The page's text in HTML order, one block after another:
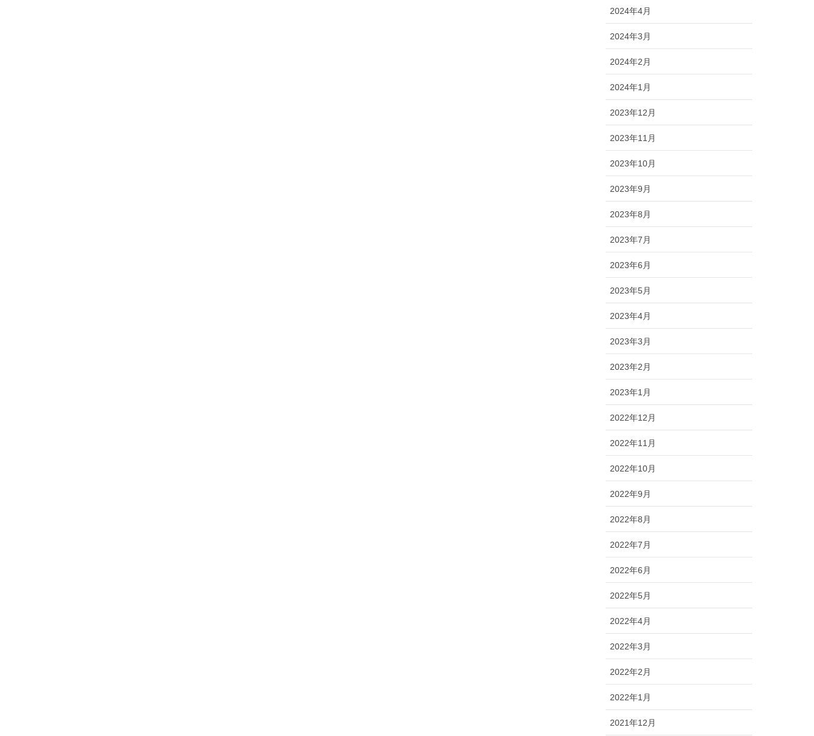
2024年4月
2024年3月
2024年2月
2024年1月
2023年12月
2023年11月
2023年10月
2023年9月
2023年8月
2023年7月
2023年6月
2023年5月
2023年4月
2023年3月
2023年2月
2023年1月
2022年12月
2022年11月
2022年10月
2022年9月
2022年8月
2022年7月
2022年6月
2022年5月
2022年4月
2022年3月
2022年2月
2022年1月
2021年12月